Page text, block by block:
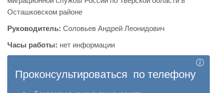
Осташковском районе
Руководитель: Соловьев Андрей Леонидович
Часы работы: нет информации